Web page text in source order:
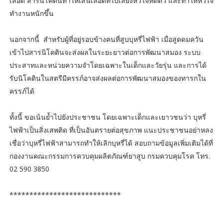
ทำงานหนักขึ้น
นอกจากนี้ สำหรับผู้ที่อยู่รอบข้างคนที่สูบบุหรี่ไฟฟ้า เมื่อสูดดมควัน
เข้าไปสารนิโคตินจะส่งผลในระยะยาวต่อการพัฒนาสมอง ระบบ
ประสาทและหน่วยความจำโดยเฉพาะในเด็กและวัยรุ่น และการได้
รับนิโคตินในสตรีมีครรภ์อาจส่งผลต่อการพัฒนาสมองของทารกใน
ครรภ์ได้
ทั้งนี้ ขอเน้นย้ำไปยังประชาชน โดยเฉพาะเด็กและเยาวชนว่า บุหรี่
ไฟฟ้าเป็นสิ่งเสพติด ที่เป็นอันตรายต่อสุขภาพ แนะประชาชนอย่าหลง
เชื่อว่าบุหรี่ไฟฟ้าสามารถทำให้เลิกบุหรี่ได้ สอบถามข้อมูลเพิ่มเติมได้ที่
กองงานคณะกรรมการควบคุมผลิตภัณฑ์ยาสูบ กรมควบคุมโรค โทร.
02 590 3850
****************************